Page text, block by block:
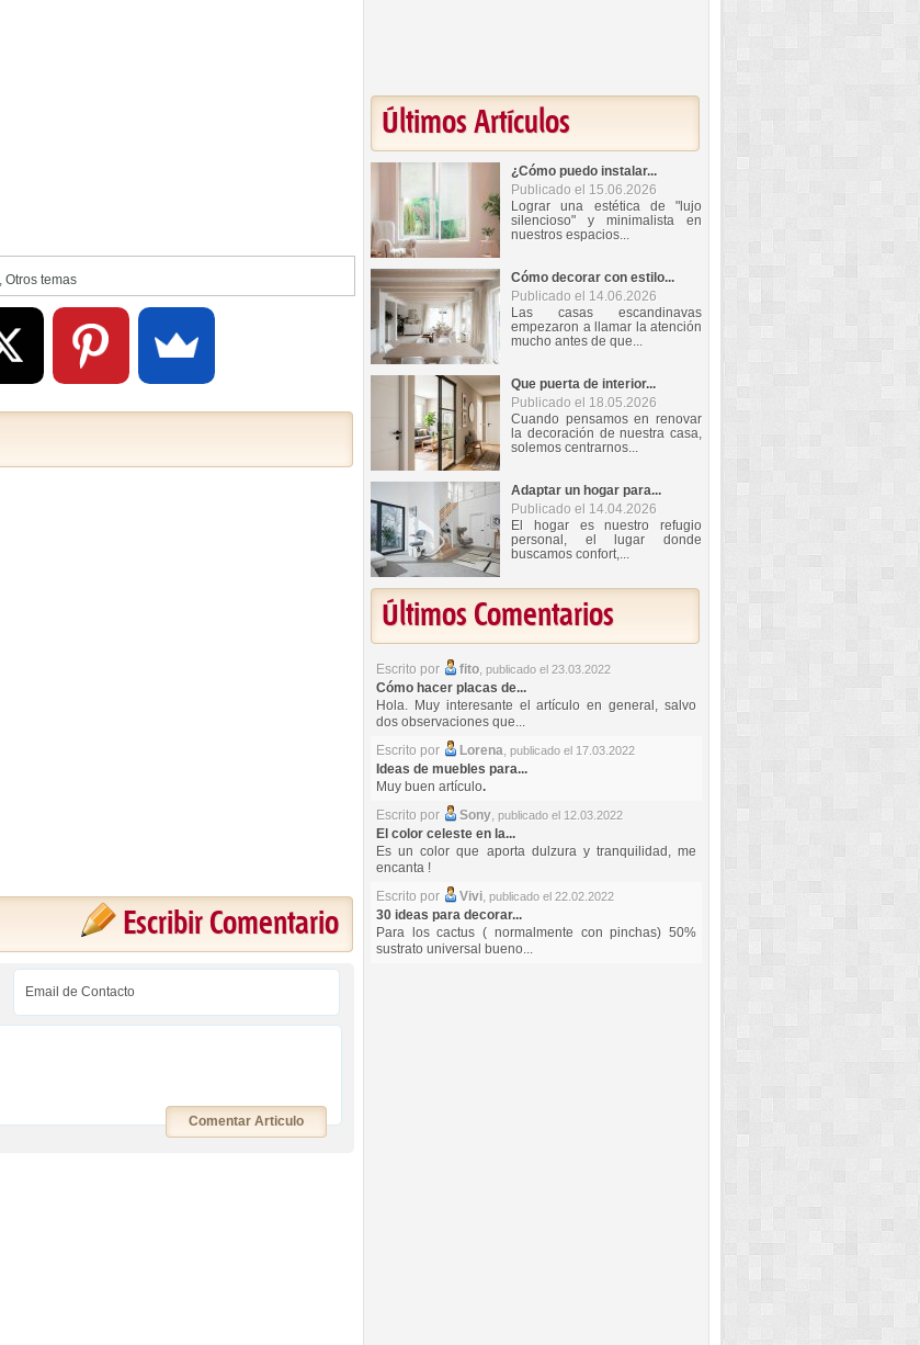
Otros temas
Escribir Comentario
Comentar Articulo
Últimos Artículos
¿Cómo puedo instalar...
Publicado el 15.06.2026
Lograr una estética de "lujo
silencioso" y minimalista en
nuestros espacios...
Cómo decorar con estilo...
Publicado el 14.06.2026
Las casas escandinavas
empezaron a llamar la atención
mucho antes de que...
Que puerta de interior...
Publicado el 18.05.2026
Cuando pensamos en renovar
la decoración de nuestra casa,
solemos centrarnos...
Adaptar un hogar para...
Publicado el 14.04.2026
El hogar es nuestro refugio
personal, el lugar donde
buscamos confort,...
Últimos Comentarios
Escrito por fito, publicado el 23.03.2022
Cómo hacer placas de...
Hola. Muy interesante el artículo en general, salvo
dos observaciones que...
Escrito por
Lorena, publicado el 17.03.2022
Ideas de muebles para...
Muy buen artículo.
Escrito por
Sony, publicado el 12.03.2022
El color celeste en la...
Es un color que aporta dulzura y tranquilidad, me
encanta !
Escrito por
Vivi, publicado el 22.02.2022
30 ideas para decorar...
Para los cactus ( normalmente con pinchas) 50%
sustrato universal bueno...